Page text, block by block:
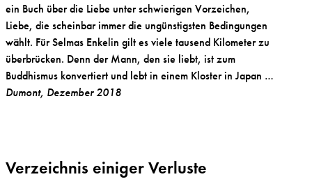
ein Buch über die Liebe unter schwierigen Vorzeichen,
Liebe, die scheinbar immer die ungünstigsten Bedingungen
wählt. Für Selmas Enkelin gilt es viele tausend Kilometer zu
überbrücken. Denn der Mann, den sie liebt, ist zum
Buddhismus konvertiert und lebt in einem Kloster in Japan …
Dumont, Dezember 2018
Verzeichnis einiger Verluste